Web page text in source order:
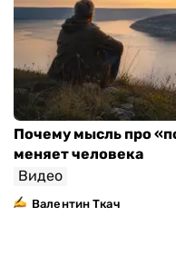
Почему мысль про
меняет человека
Видео
Валентин Ткач